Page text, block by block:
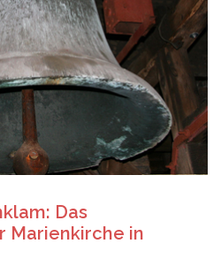
Das
Marienkirche in